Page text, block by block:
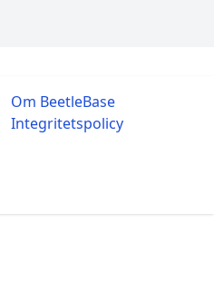
Om BeetleBase
Integritetspolicy